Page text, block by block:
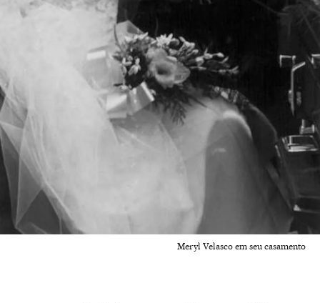
Meryl Velasco em seu casamento